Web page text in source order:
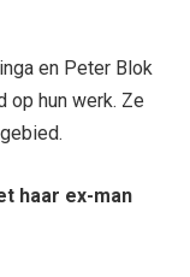
en Peter Blok
op hun werk. Ze
haar ex-man